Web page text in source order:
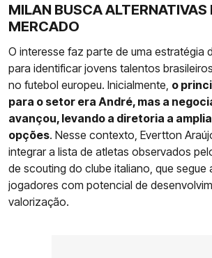
MILAN BUSCA ALTERNATIVAS
MERCADO
O interesse faz parte de uma estratégia
para identificar jovens talentos
no futebol europeu. Inicialmente, o
para o setor era André, mas a
avançou, levando a diretoria a
opções. Nesse contexto, Evertton
integrar a lista de atletas observados
de scouting do clube italiano, que segue
jogadores com potencial de
valorização.